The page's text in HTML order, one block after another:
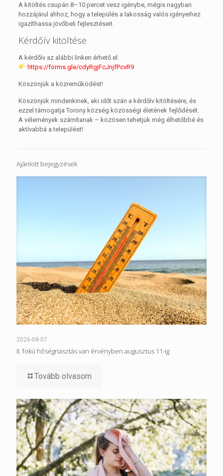
A kitöltés csupán 8–10 percet vesz igénybe, mégis nagyban
hozzájárul ahhoz, hogy a település a lakosság valós igényeihez
igazíthassa jövőbeli fejlesztéseit.
Kérdőív kitöltése
A kérdőív az alábbi linken érhető el:
https://forms.gle/cdyRgjFcJnjfPcvR9
Köszönjük a közreműködést!
Köszönjük mindenkinek, aki időt szán a kérdőív kitöltésére, és
ezzel támogatja Torony község közösségi életének fejlődését.
A vélemények számítanak – közösen tehetjük még élhetőbbé és
aktívabbá a települést!
Ajánlott bejegyzések
2026-08-07
II. fokú hőségriasztás van érvényben augusztus 11-ig
Tovább olvasom